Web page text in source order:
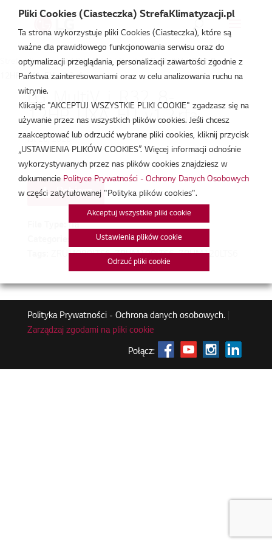
Strefa Klimatyzacji /Pliki DWG i Revit/LG_MultiV_i_R32_8-
12HP_UXA_EU_v1.2.rfa
LG_MultiV_i_R32_8-
12HP_UXA_EU_v1.2.rfa
lut 20, 2026
Pobierz
rfa
Pliki DWG i Revit
ZRUM080LTS6, ZRUM100LTS6, ZRUM120LTS6
Polityka Prywatności - Ochrona danych osobowych.|
Zarządzaj zgodami na pliki cookie
Połącz:
Pliki Cookies (Ciasteczka) StrefaKlimatyzacji.pl
Ta strona wykorzystuje pliki Cookies (Ciasteczka), które są
ważne dla prawidłowego funkcjonowania serwisu oraz do
optymalizacji przeglądania, personalizacji zawartości zgodnie z
Państwa zainteresowaniami oraz w celu analizowania ruchu na
witrynie.
Klikając "AKCEPTUJ WSZYSTKIE PLIKI COOKIE" zgadzasz się na
używanie przez nas wszystkich plików cookies. Jeśli chcesz
zaakceptować lub odrzucić wybrane pliki cookies, kliknij przycisk
„USTAWIENIA PLIKÓW COOKIES”. Więcej informacji odnośnie
wykorzystywanych przez nas plików cookies znajdziesz w
dokumencie Polityce Prywatności - Ochrony Danych Osobowych
w części zatytułowanej "Polityka plików cookies".
Akceptuj wszystkie pliki cookie
Ustawienia plików cookie
Odrzuć pliki cookie